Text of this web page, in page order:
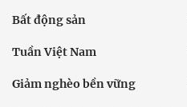
Bất động sản
Tuần Việt Nam
Giảm nghèo bền vững